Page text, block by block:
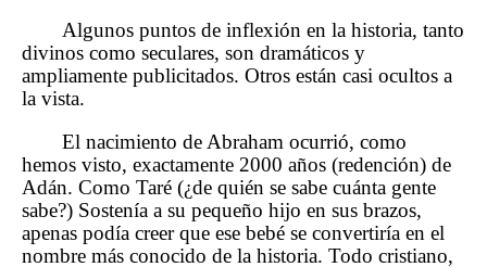
Algunos puntos de inflexión en la historia, tanto
divinos como seculares, son dramáticos y
ampliamente publicitados. Otros están casi ocultos a
la vista.
El nacimiento de Abraham ocurrió, como
hemos visto, exactamente 2000 años (redención) de
Adán. Como Taré (¿de quién se sabe cuánta gente
sabe?) Sostenía a su pequeño hijo en sus brazos,
apenas podía creer que ese bebé se convertiría en el
nombre más conocido de la historia. Todo cristiano,